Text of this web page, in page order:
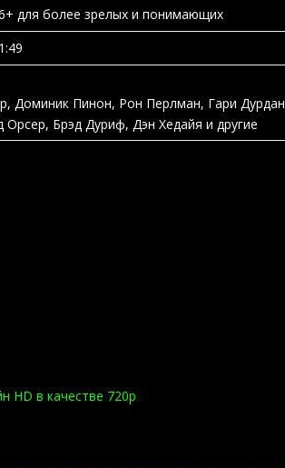
для более зрелых и понимающих
, Доминик Пинон, Рон Перлман, Гари Дурдан
Орсер, Брэд Дуриф, Дэн Хедайя и другие
HD в качестве 720p